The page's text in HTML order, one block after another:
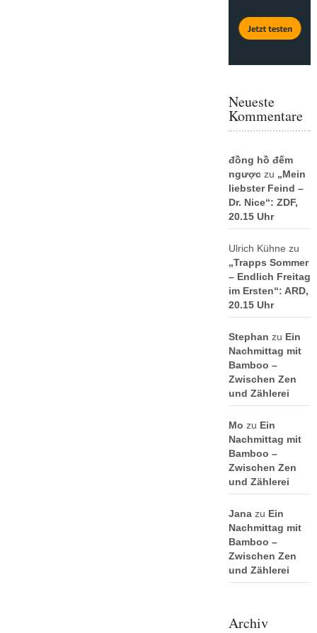
Neueste
Kommentare
đồng hồ đếm
ngượczu „Mein
liebster Feind –
Dr. Nice“: ZDF,
20.15 Uhr
Ulrich Kühne zu
„Trapps Sommer
– Endlich Freitag
im Ersten“: ARD,
20.15 Uhr
Stephan zu Ein
Nachmittag mit
Bamboo –
Zwischen Zen
und Zählerei
Mo zu Ein
Nachmittag mit
Bamboo –
Zwischen Zen
und Zählerei
Janazu Ein
Nachmittag mit
Bamboo –
Zwischen Zen
und Zählerei
Archiv